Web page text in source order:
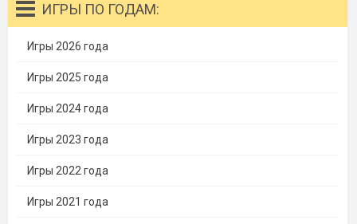
ИГРЫ ПО ГОДАМ:
Игры 2026 года
Игры 2025 года
Игры 2024 года
Игры 2023 года
Игры 2022 года
Игры 2021 года